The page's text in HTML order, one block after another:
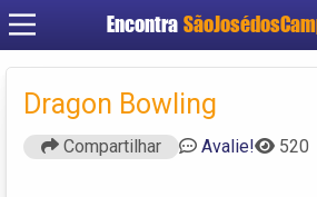
Encontra
Cadastrar
Dragon Bowling
Compartilhar Avalie! 520